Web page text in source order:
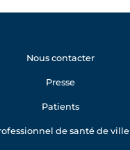
Nous contacter
Presse
Patients
de santé de ville